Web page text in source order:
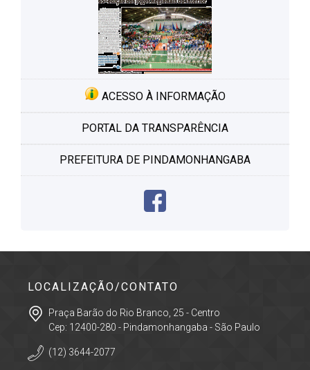
ACESSO À INFORMAÇÃO
PORTAL DA TRANSPARÊNCIA
PREFEITURA DE PINDAMONHANGABA
LOCALIZAÇÃO/CONTATO
Praça Barão do Rio Branco, 25 - Centro
Cep: 12400-280 - Pindamonhangaba - São Paulo
(12) 3644-2077